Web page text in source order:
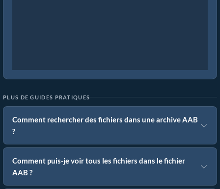
PLUS DE GUIDES PRATIQUES
Comment rechercher des fichiers dans une archive AAB
?
Comment puis-je voir tous les fichiers dans le fichier
AAB ?